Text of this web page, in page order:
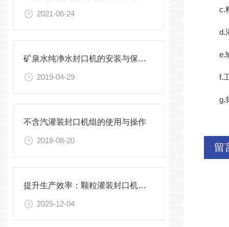
2021-06-24
矿泉水纯净水封口机的安装与保养，不能有一丝的马虎
2019-04-29
不含汽灌装封口机组的使用与操作
2018-08-20
提升生产效率：颗粒灌装封口机的优化与维护
2025-12-04
c.料
d.灌
e.输
f.工
g.封
留